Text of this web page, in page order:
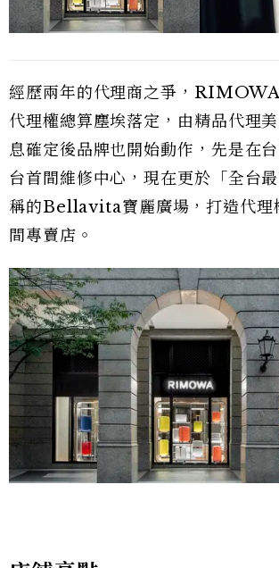
經歷兩年的代理商之爭，
代理權總算塵埃落定，由精品代理
息確定後品牌也開始動作，先是在
台首間維修中心，現在更於「全台
稱的Bellavita寶麗廣場，打造代理
間專賣店。